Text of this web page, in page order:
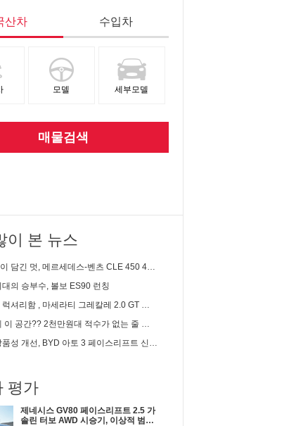
산차 수입차
모델 세부모델
매물검색
이 본 뉴스
멋, 메르세데스-벤츠 CLE 450 4matic 카브리올레 시승기
대의 승부수, 볼보 ES90 런칭
셔리함 , 마세라티 그레칼레 2.0 GT 시승기
2천만원대 적수가 없는 줄 알았는데... | 2세대 셀토스 1.6 가솔린 솔직 시승기
성 개선, BYD 아토 3 페이스리프트 신차리뷰
평가
제네시스 GV80 페이스리프트 2.5 가
솔린 터보 AWD 시승기, 이상적 범용